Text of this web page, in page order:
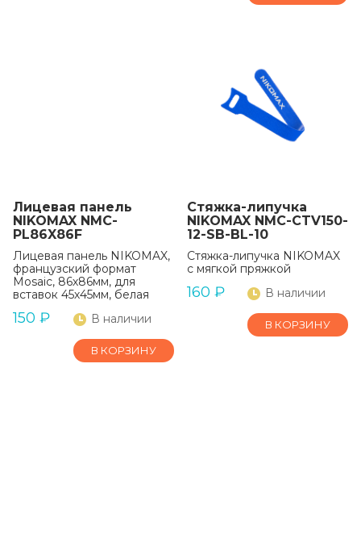
Лицевая панель
NIKOMAX NMC-
PL86X86F
Лицевая панель NIKOMAX,
французский формат
Mosaic, 86х86мм, для
вставок 45х45мм, белая
150 ₽ В наличии
В КОРЗИНУ
Стяжка-липучка
NIKOMAX NMC-CTV150-
12-SB-BL-10
Стяжка-липучка NIKOMAX
с мягкой пряжкой
160 ₽ В наличии
В КОРЗИНУ